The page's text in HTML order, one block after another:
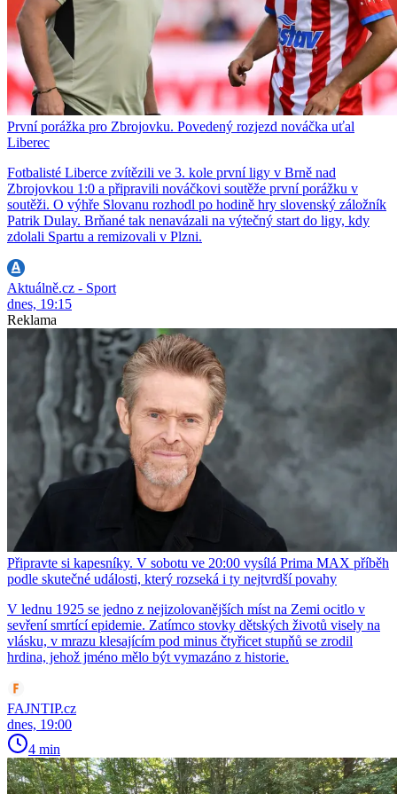
První porážka pro Zbrojovku. Povedený rozjezd nováčka uťal
Liberec
Fotbalisté Liberce zvítězili ve 3. kole první ligy v Brně nad
Zbrojovkou 1:0 a připravili nováčkovi soutěže první porážku v
soutěži. O výhře Slovanu rozhodl po hodině hry slovenský záložník
Patrik Dulay. Brňané tak nenavázali na výtečný start do ligy, kdy
zdolali Spartu a remizovali v Plzni.
Aktuálně.cz - Sport
dnes, 19:15
Reklama
Připravte si kapesníky. V sobotu ve 20:00 vysílá Prima MAX příběh
podle skutečné události, který rozseká i ty nejtvrdší povahy
V lednu 1925 se jedno z nejizolovanějších míst na Zemi ocitlo v
sevření smrtící epidemie. Zatímco stovky dětských životů visely na
vlásku, v mrazu klesajícím pod minus čtyřicet stupňů se zrodil
hrdina, jehož jméno mělo být vymazáno z historie.
FAJNTIP.cz
dnes, 19:00
4 min